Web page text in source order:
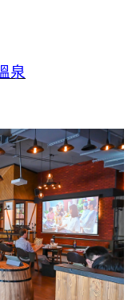
泉